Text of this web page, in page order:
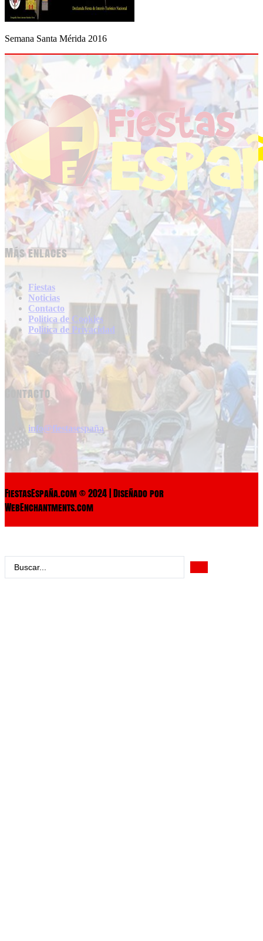
Semana Santa Mérida 2016
Más enlaces
Fiestas
Noticias
Contacto
Politica de Cookies
Politica de Privacidad
Contacto
info@fiestasespaña
FiestasEspaña.com © 2024 | Diseñado por
WebEnchantments.com